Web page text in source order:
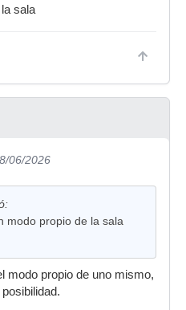
sala
06/2026
modo propio de la sala
modo propio de uno mismo,